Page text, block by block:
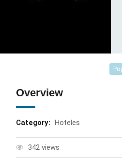
Overview
Category: Hoteles
342 views